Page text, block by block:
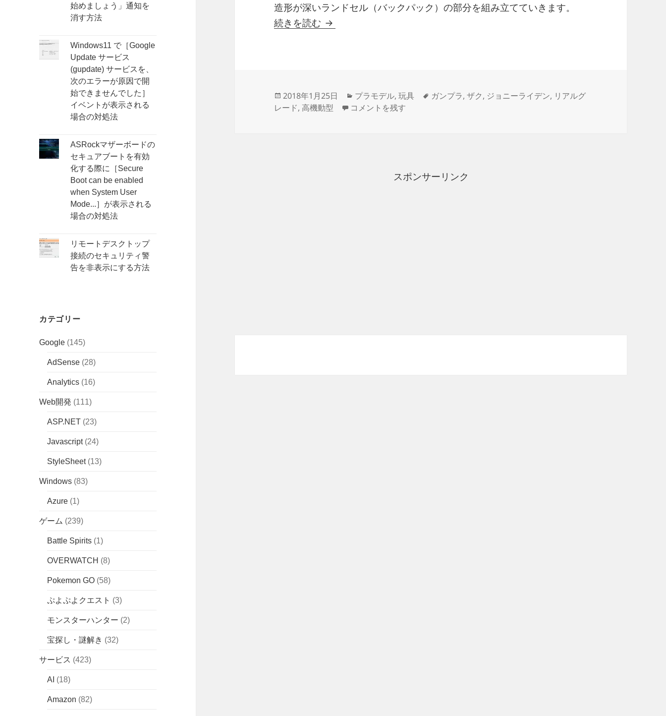
始めましょう」通知を
消す方法
Windows11 で［Google
Update サービス
(gupdate) サービスを、
次のエラーが原因で開
始できませんでした］
イベントが表示される
場合の対処法
ASRockマザーボードの
セキュアブートを有効
化する際に［Secure
Boot can be enabled
when System User
Mode...］が表示される
場合の対処法
リモートデスクトップ
接続のセキュリティ警
告を非表示にする方法
カテゴリー
Google (145)
AdSense (28)
Analytics (16)
Web開発 (111)
ASP.NET (23)
Javascript(24)
StyleSheet(13)
Windows (83)
Azure (1)
ゲーム (239)
Battle Spirits (1)
OVERWATCH (8)
Pokemon GO (58)
ぷよぷよクエスト (3)
モンスターハンター (2)
宝探し・謎解き (32)
サービス (423)
AI (18)
Amazon (82)
造形が深いランドセル（バックパック）の部分を組み立てていきます。
続きを読む 1/144 RG MS-06R-2 JOHNNY RIDDEN’S ZAKUII（4）
投
稿
2018年1月25日
カ
テ
プラモデル,玩具
タ
ガンプラ,ザク, ジョニーライデン, リアルグ
レード,高機動型 1/144 RG MS-06R-2 JOHNNY RIDDEN’S ZAKUII（4） に
コメントを残す
スポンサーリンク